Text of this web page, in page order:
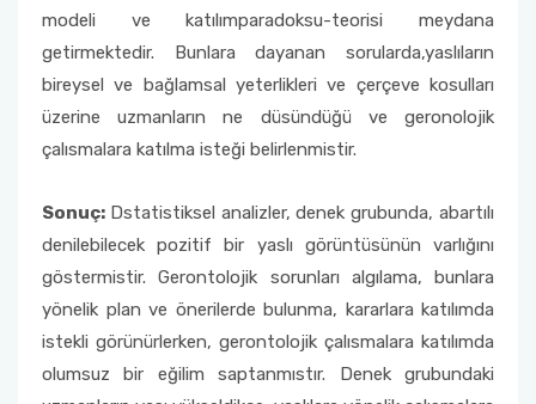
modeli ve katılımparadoksu-teorisi meydana
getirmektedir. Bunlara dayanan sorularda,yaslıların
bireysel ve bağlamsal yeterlikleri ve çerçeve kosulları
üzerine uzmanların ne düsündüğü ve geronolojik
çalısmalara katılma isteği belirlenmistir.
Sonuç: Dstatistiksel analizler, denek grubunda, abartılı
denilebilecek pozitif bir yaslı görüntüsünün varlığını
göstermistir. Gerontolojik sorunları algılama, bunlara
yönelik plan ve önerilerde bulunma, kararlara katılımda
istekli görünürlerken, gerontolojik çalısmalara katılımda
olumsuz bir eğilim saptanmıstır. Denek grubundaki